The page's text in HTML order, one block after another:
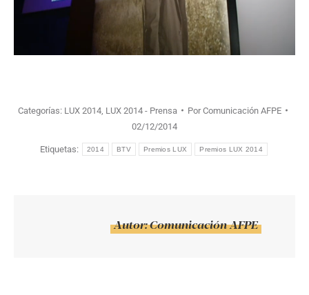
Categorías: LUX 2014, LUX 2014 - Prensa PorComunicación AFPE
02/12/2014
Etiquetas: 2014 BTV Premios LUX Premios LUX 2014
Autor:Comunicación AFPE